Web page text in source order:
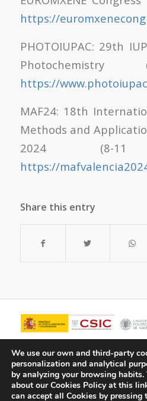
https://
PHOTOIUPAC: 29th
https://
MAF24: 18th
Methods and
2024 (8-11
https://
Share this entry
We use our own and third-party
personalization and analytical
by analyzing your browsing habits.
about our Cookies Policy at this
can accept all Cookies by